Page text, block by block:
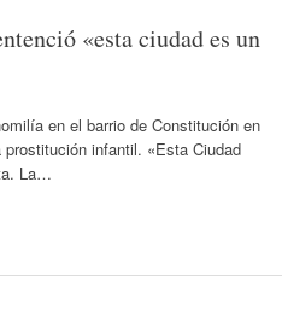
«esta ciudad es un
en el barrio de Constitución en
infantil. «Esta Ciudad
La…